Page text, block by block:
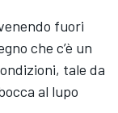
fuori
che c’è un
tale da
al lupo